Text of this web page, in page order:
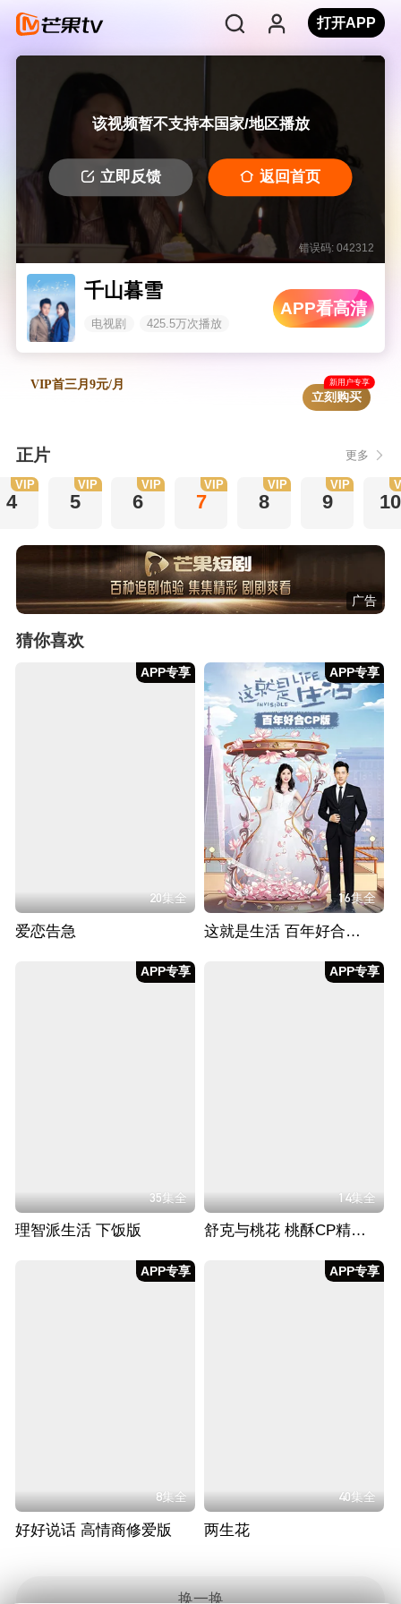
打开APP
该视频暂不支持本国家/地区播放
立即反馈 返回首页
错误码: 042312
千山暮雪
电视剧 425.5万次播放
APP看高清
VIP首三月9元/月 新用户专享
立刻购买
正片 更多
4
VIP
5
VIP
6
VIP
7
VIP
8
VIP
9
VIP
10
广告
猜你喜欢
APP专享
20集全
爱恋告急
APP专享
16集全
这就是生活 百年好合CP版
APP专享
35集全
理智派生活 下饭版
APP专享
14集全
舒克与桃花 桃酥CP精华版
APP专享
8集全
好好说话 高情商修爱版
APP专享
40集全
两生花
换一换